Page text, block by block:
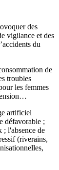
des
vigilance et des
du
de
troubles
les femmes
artificiel
défavorable ;
; l'absence de
(riverains,